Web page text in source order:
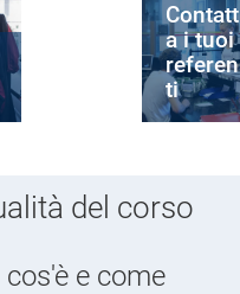
Contatt
a i tuoi
referen
ti
del corso
cos'è e come